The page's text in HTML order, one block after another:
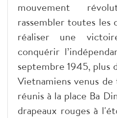
mouvement
rassembler toutes les
réaliser une
conquérir
septembre 1945, plus
Vietnamiens venus
réunis à la place Ba
drapeaux rouges à